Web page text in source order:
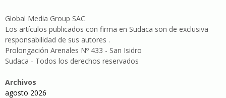
Global Media Group SAC
Los artículos publicados con firma en Sudaca son de exclusiva
responsabilidad de sus autores .
Prolongación Arenales Nº 433 - San Isidro
Sudaca - Todos los derechos reservados
Archivos
agosto 2026